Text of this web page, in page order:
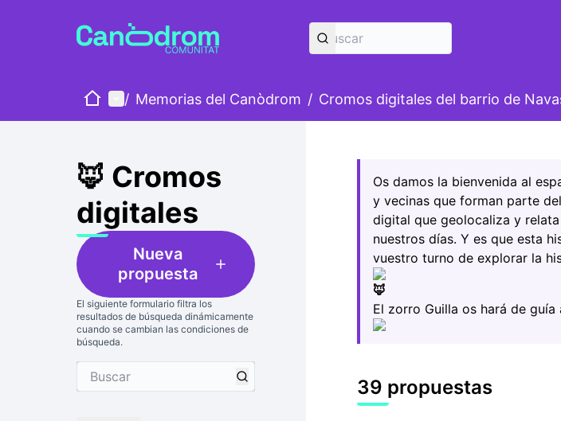
InicioMenú principal
/ Memorias del Canòdrom / Cromos digitales del barrio de
🦊 Cromos
digitales
Nueva
propuesta
El siguiente formulario filtra los
resultados de búsqueda dinámicamente
cuando se cambian las condiciones de
búsqueda.
Os damos la bienvenida al
y vecinas que forman parte del
digital que geolocaliza y
nuestros días. Y es que esta
vuestro turno de explorar la
El zorro Guilla os hará de
39 propuestas